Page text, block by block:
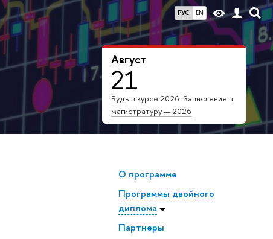
РУС EN
Август
21
Будь в курсе 2026: Зачисление в
магистратуру — 2026
О программе
Программы двойного
диплома
Партнеры